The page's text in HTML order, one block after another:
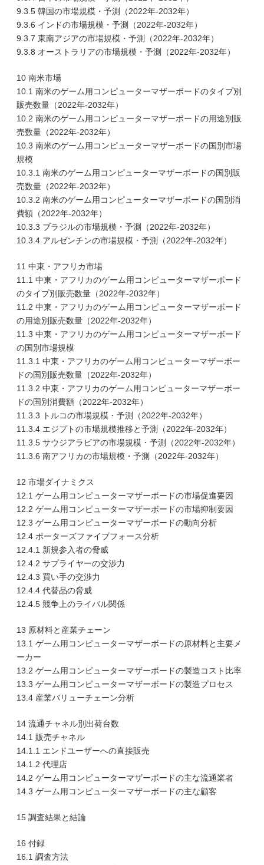
9.3.5 韓国の市場規模・予測（2022年-2032年）
9.3.6 インドの市場規模・予測（2022年-2032年）
9.3.7 東南アジアの市場規模・予測（2022年-2032年）
9.3.8 オーストラリアの市場規模・予測（2022年-2032年）
10 南米市場
10.1 南米のゲーム用コンピューターマザーボードのタイプ別
販売数量（2022年-2032年）
10.2 南米のゲーム用コンピューターマザーボードの用途別販
売数量（2022年-2032年）
10.3 南米のゲーム用コンピューターマザーボードの国別市場
規模
10.3.1 南米のゲーム用コンピューターマザーボードの国別販
売数量（2022年-2032年）
10.3.2 南米のゲーム用コンピューターマザーボードの国別消
費額（2022年-2032年）
10.3.3 ブラジルの市場規模・予測（2022年-2032年）
10.3.4 アルゼンチンの市場規模・予測（2022年-2032年）
11 中東・アフリカ市場
11.1 中東・アフリカのゲーム用コンピューターマザーボード
のタイプ別販売数量（2022年-2032年）
11.2 中東・アフリカのゲーム用コンピューターマザーボード
の用途別販売数量（2022年-2032年）
11.3 中東・アフリカのゲーム用コンピューターマザーボード
の国別市場規模
11.3.1 中東・アフリカのゲーム用コンピューターマザーボー
ドの国別販売数量（2022年-2032年）
11.3.2 中東・アフリカのゲーム用コンピューターマザーボー
ドの国別消費額（2022年-2032年）
11.3.3 トルコの市場規模・予測（2022年-2032年）
11.3.4 エジプトの市場規模推移と予測（2022年-2032年）
11.3.5 サウジアラビアの市場規模・予測（2022年-2032年）
11.3.6 南アフリカの市場規模・予測（2022年-2032年）
12 市場ダイナミクス
12.1 ゲーム用コンピューターマザーボードの市場促進要因
12.2 ゲーム用コンピューターマザーボードの市場抑制要因
12.3 ゲーム用コンピューターマザーボードの動向分析
12.4 ポーターズファイブフォース分析
12.4.1 新規参入者の脅威
12.4.2 サプライヤーの交渉力
12.4.3 買い手の交渉力
12.4.4 代替品の脅威
12.4.5 競争上のライバル関係
13 原材料と産業チェーン
13.1 ゲーム用コンピューターマザーボードの原材料と主要メ
ーカー
13.2 ゲーム用コンピューターマザーボードの製造コスト比率
13.3 ゲーム用コンピューターマザーボードの製造プロセス
13.4 産業バリューチェーン分析
14 流通チャネル別出荷台数
14.1 販売チャネル
14.1.1 エンドユーザーへの直接販売
14.1.2 代理店
14.2 ゲーム用コンピューターマザーボードの主な流通業者
14.3 ゲーム用コンピューターマザーボードの主な顧客
15 調査結果と結論
16 付録
16.1 調査方法